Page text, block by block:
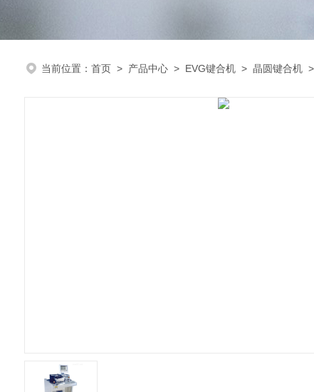
当前位置： 首页> 产品中心> EVG键合机> 晶圆键合机>